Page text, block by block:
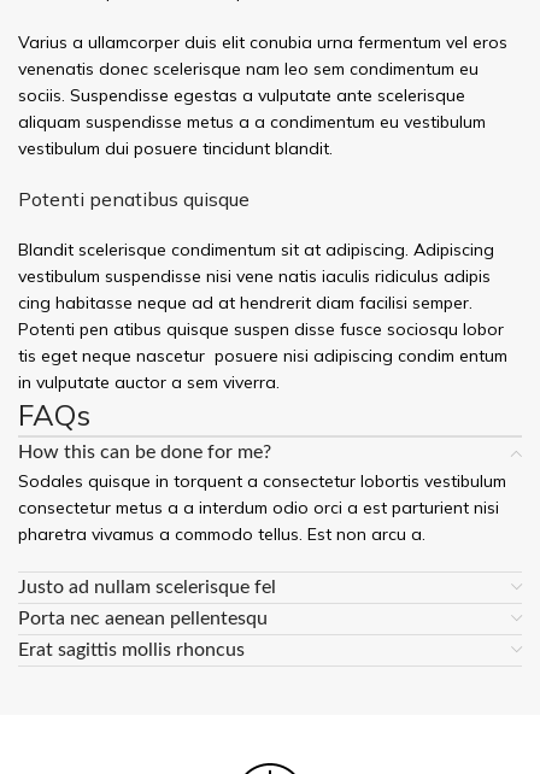
Varius a ullamcorper duis elit conubia urna fermentum vel eros
venenatis donec scelerisque nam leo sem condimentum eu
sociis. Suspendisse egestas a vulputate ante scelerisque
aliquam suspendisse metus a a condimentum eu vestibulum
vestibulum dui posuere tincidunt blandit.
Potenti penatibus quisque
Blandit scelerisque condimentum sit at adipiscing. Adipiscing
vestibulum suspendisse nisi vene natis iaculis ridiculus adipis
cing habitasse neque ad at hendrerit diam facilisi semper.
Potenti pen atibus quisque suspen disse fusce sociosqu lobor
tis eget neque nascetur posuere nisi adipiscing condim entum
in vulputate auctor a sem viverra.
FAQs
How this can be done for me?
Sodales quisque in torquent a consectetur lobortis vestibulum
consectetur metus a a interdum odio orci a est parturient nisi
pharetra vivamus a commodo tellus. Est non arcu a.
Justo ad nullam scelerisque fel
Porta nec aenean pellentesqu
Erat sagittis mollis rhoncus